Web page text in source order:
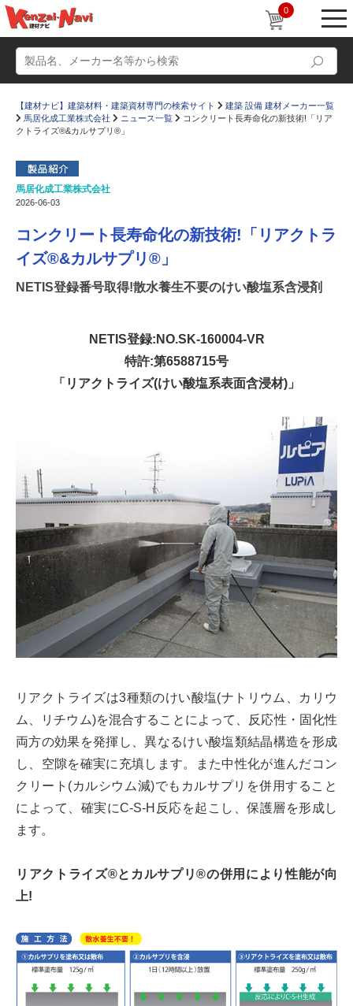
0
動画
かたなび コラム
すまいリング
Q＆A 販売・施工代理店募集
【建材ナビ】建築材料・建築資材専門の検索サイト
建築 設備 建材メーカー一覧
馬居化成工業株式会社
ニュース一覧
コンクリート長寿命化の新技術!「リア
クトライズ®&カルサプリ®」
馬居化成工業株式会社
2026-06-03
コンクリート長寿命化の新技術!「リアクトラ
イズ®&カルサプリ®」
NETIS登録番号取得!散水養生不要のけい酸塩系含浸剤
NETIS登録:NO.SK-160004-VR
特許:第6588715号
「リアクトライズ(けい酸塩系表面含浸材)」
リアクトライズは3種類のけい酸塩(ナトリウム、カリウ
ム、リチウム)を混合することによって、反応性・固化性
両方の効果を発揮し、異なるけい酸塩類結晶構造を形成
し、空隙を確実に充填します。また中性化が進んだコン
クリート(カルシウム減)でもカルサプリを併用すること
によって、確実にC-S-H反応を起こし、保護層を形成し
ます。
リアクトライズ®とカルサプリ®の併用により性能が向
上!